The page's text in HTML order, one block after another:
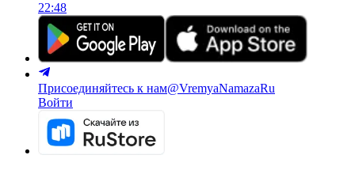
22:48
Присоединяйтесь к нам@VremyaNamazaRu
Войти